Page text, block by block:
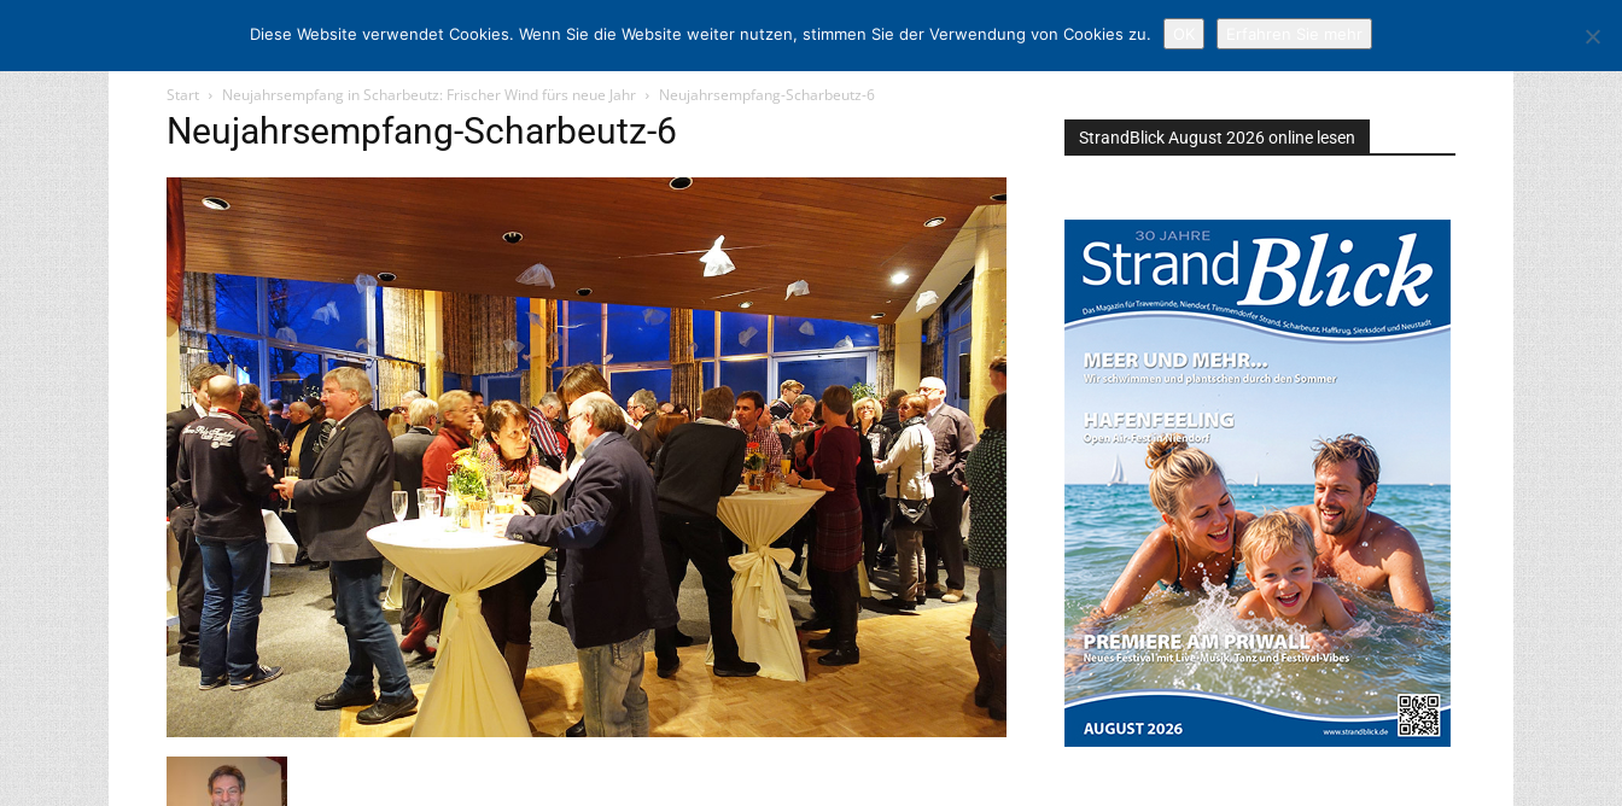
STARTSEITE ARCHIV MEDIADATEN KONTAKT
Start Neujahrsempfang in Scharbeutz: Frischer Wind fürs neue Jahr Neujahrsempfang-Scharbeutz-6
Neujahrsempfang-Scharbeutz-6 StrandBlick August 2026 online lesen
Diese Website verwendet Cookies. Wenn Sie die Website weiter nutzen, stimmen Sie der Verwendung von Cookies zu.